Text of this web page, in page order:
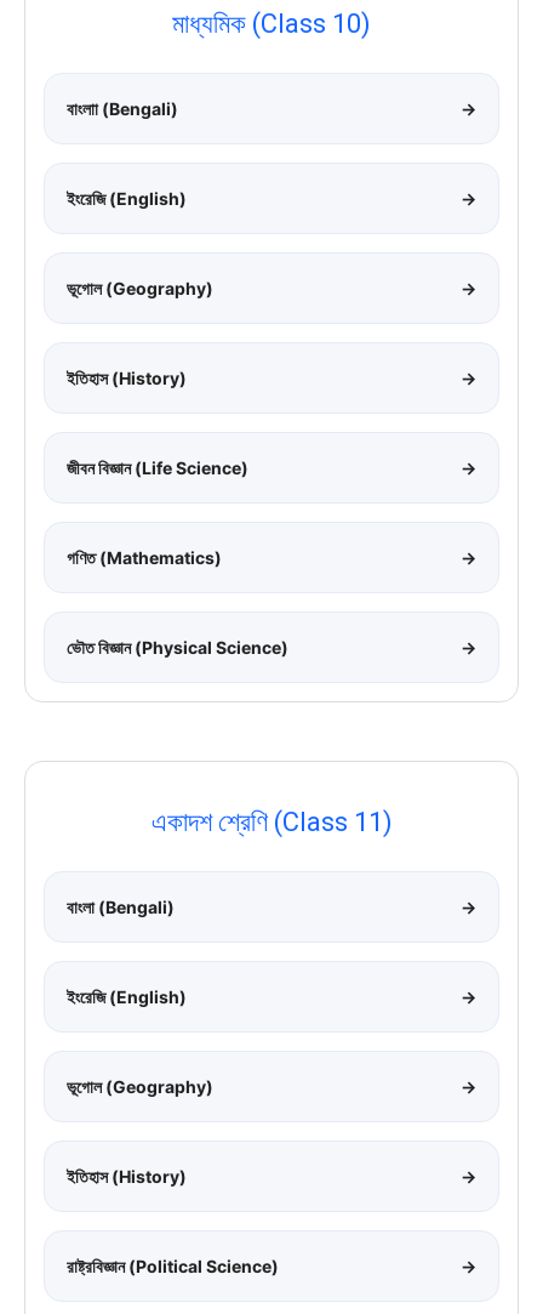
মাধ্যমিক (Class 10)
বাংলাা (Bengali) →
ইংরেজি (English) →
ভূগোল (Geography) →
ইতিহাস (History) →
জীবন বিজ্ঞান (Life Science) →
গণিত (Mathematics) →
ভৌত বিজ্ঞান (Physical Science) →
একাদশ শ্রেণি (Class 11)
বাংলা (Bengali) →
ইংরেজি (English) →
ভূগোল (Geography) →
ইতিহাস (History) →
রাষ্ট্রবিজ্ঞান (Political Science) →